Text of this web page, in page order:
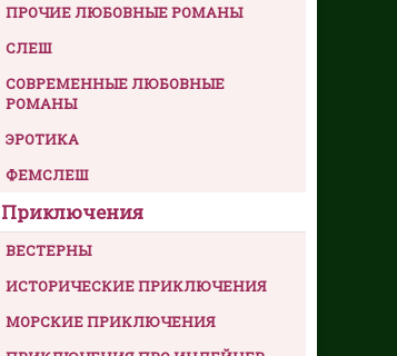
ПРОЧИЕ ЛЮБОВНЫЕ РОМАНЫ
СЛЕШ
СОВРЕМЕННЫЕ ЛЮБОВНЫЕ
РОМАНЫ
ЭРОТИКА
ФЕМСЛЕШ
Приключения
ВЕСТЕРНЫ
ИСТОРИЧЕСКИЕ ПРИКЛЮЧЕНИЯ
МОРСКИЕ ПРИКЛЮЧЕНИЯ